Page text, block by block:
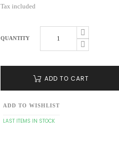
Tax included
QUANTITY
ADD TO CART
ADD TO WISHLIST
LAST ITEMS IN STOCK